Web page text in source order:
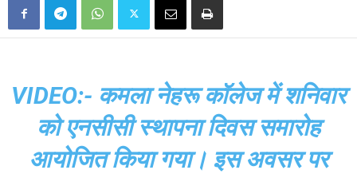
VIDEO:- कमला नेहरू कॉलेज में शनिवार
को एनसीसी स्थापना दिवस समारोह
आयोजित किया गया। इस अवसर पर